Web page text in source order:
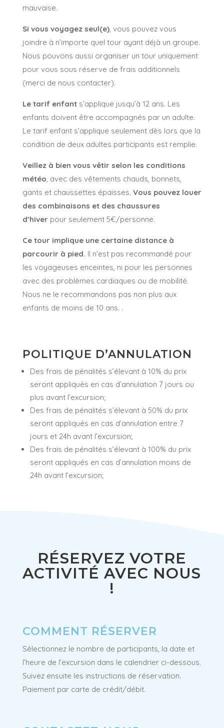
mauvaise.
Si vous voyagez seul(e), vous pouvez vous
joindre à n’importe quel tour ayant déjà un groupe.
Nous pouvons aussi organiser un tour uniquement
pour vous sous réserve de frais additionnels
(merci de nous contacter).
Le tarif enfant s’applique jusqu’à 12 ans. Les
enfants doivent être accompagnés par un adulte.
Le tarif enfant s’applique seulement dès lors que la
condition de deux adultes participants est remplie.
Veillez à bien vous vêtir selon les conditions
météo , avec des vêtements chauds, bonnets,
gants et chaussettes épaisses. Vous pouvez louer
des combinaisons et des chaussures
d’hiver pour seulement 5€/personne.
Ce tour implique une certaine distance à
parcourir à pied. Il n'est pas recommandé pour
les voyageuses enceintes, ni pour les personnes
avec des problèmes cardiaques ou de mobilité.
Nous ne le recommandons pas non plus aux
enfants de moins de 10 ans. .
POLITIQUE D’ANNULATION
Des frais de pénalités s’élevant à 10% du prix
seront appliqués en cas d’annulation 7 jours ou
plus avant l’excursion;
Des frais de pénalités s’élevant à 50% du prix
seront appliqués en cas d’annulation entre 7
jours et 24h avant l’excursion;
Des frais de pénalités s’élevant à 100% du prix
seront appliqués en cas d’annulation moins de
24h avant l’excursion;
RÉSERVEZ VOTRE
ACTIVITÉ AVEC NOUS
!
COMMENT RÉSERVER
Sélectionnez le nombre de participants, la date et
l’heure de l’excursion dans le calendrier ci-dessous.
Suivez ensuite les instructions de réservation.
Paiement par carte de crédit/débit.